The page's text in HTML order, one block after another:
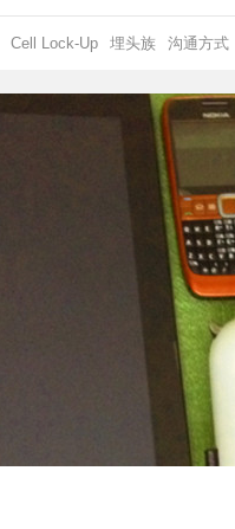
Cell Lock-Up 埋头族 沟通方式